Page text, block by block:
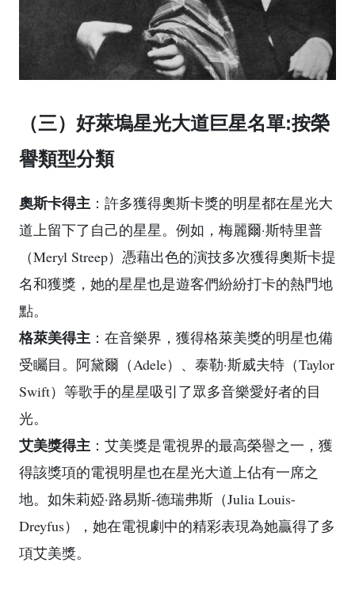
（三）好萊塢星光大道巨星名單:按榮
譽類型分類
奧斯卡得主 ：許多獲得奧斯卡獎的明星都在星光大
道上留下了自己的星星。例如，梅麗爾·斯特里普
（Meryl Streep）憑藉出色的演技多次獲得奧斯卡提
名和獲獎，她的星星也是遊客們紛紛打卡的熱門地
點。
格萊美得主 ：在音樂界，獲得格萊美獎的明星也備
受矚目。阿黛爾（Adele）、泰勒·斯威夫特（Taylor
Swift）等歌手的星星吸引了眾多音樂愛好者的目
光。
艾美獎得主 ：艾美獎是電視界的最高榮譽之一，獲
得該獎項的電視明星也在星光大道上佔有一席之
地。如朱莉婭·路易斯-德瑞弗斯（Julia Louis-
Dreyfus），她在電視劇中的精彩表現為她贏得了多
項艾美獎。